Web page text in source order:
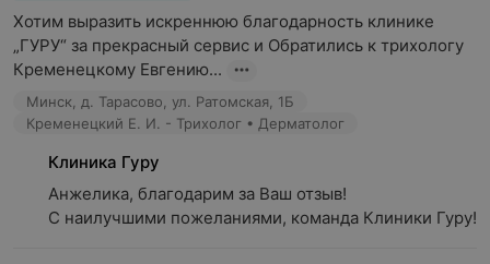
Хотим выразить искреннюю благодарность клинике
„ГУРУ“ за прекрасный сервис и Обратились к трихологу
Кременецкому Евгению...
Минск, д. Тарасово, ул. Ратомская, 1Б
Кременецкий Е. И. - Трихолог • Дерматолог
Клиника Гуру
Анжелика, благодарим за Ваш отзыв!
С наилучшими пожеланиями, команда Клиники Гуру!